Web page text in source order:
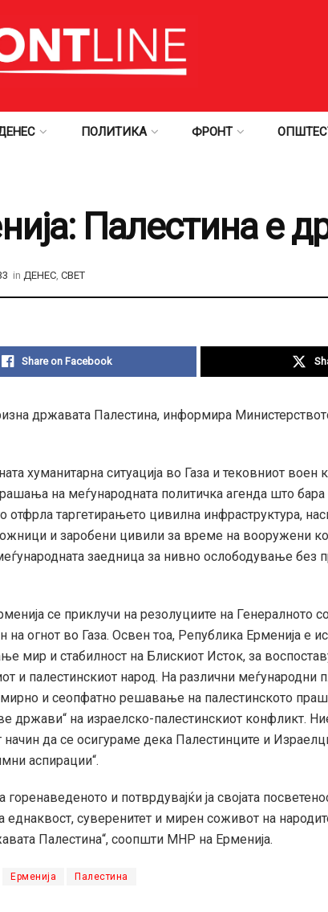
ПОЛИТИКА ФРОНТ
Палестина е
in ДЕНЕС, СВЕТ
Share on Facebook
државата Палестина, информира
хуманитарна ситуација во Газа и тековниот
на меѓународната политичка агенда што
отфрла таргетирањето цивилна инфраструктура,
и заробени цивили за време на вооружени
заедница за нивно ослободување без
се приклучи на резолуциите на Генералното
на огнот во Газа. Освен тоа, Република Ерменија е
мир и стабилност на Блискиот Исток, за
и палестинскиот народ. На различни меѓународни
мирно и сеопфатно решавање на палестинското
држави“ на израелско-палестинскиот конфликт.
начин да се осигураме дека Палестинците и
аспирации“.
горенаведеното и потврдувајќи ја својата
еднаквост, суверенитет и мирен соживот на
Палестина“, соопшти МНР на Ерменија.
Ерменија Палестина